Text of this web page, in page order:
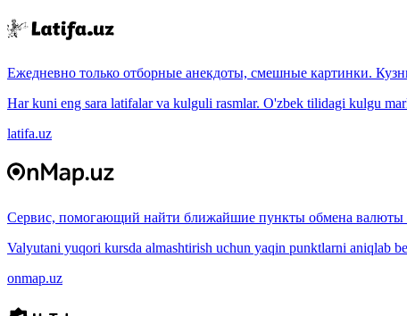
Ежедневно только отборные анекдоты, смешные картинки.
Har kuni eng sara latifalar va kulguli rasmlar. O'zbek tilidagi kulgu
latifa.uz
Сервис, помогающий найти ближайшие пункты обмена валюты
Valyutani yuqori kursda almashtirish uchun yaqin punktlarni aniqlab
onmap.uz